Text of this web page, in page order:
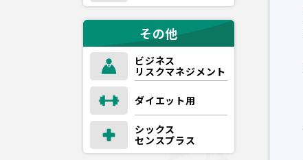
その他
ビジネス
リスクマネジメント
ダイエット用
シックス
センスプラス